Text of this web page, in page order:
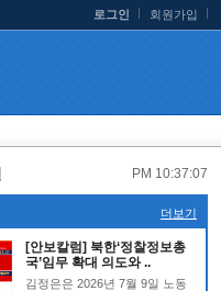
로그인 회원가입
PM 10:37:08
더보기
[안보칼럼] 북한‘정찰정보총
국’임무 확대 의도와 ..
김정은은 2026년 7월 9일 노동